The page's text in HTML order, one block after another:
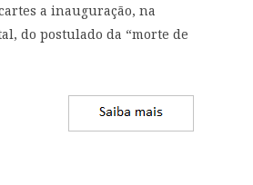
a inauguração, na
do postulado da “morte de